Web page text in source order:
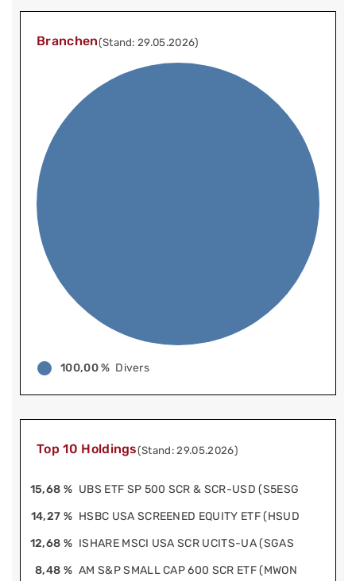
Branchen(Stand: 29.05.2026)
100,00 % Divers
Top 10 Holdings(Stand: 29.05.2026)
15,68 % UBS ETF SP 500 SCR & SCR-USD (S5ESG
14,27 % HSBC USA SCREENED EQUITY ETF (HSUD
12,68 % ISHARE MSCI USA SCR UCITS-UA (SGAS
8,48 % AM S&P SMALL CAP 600 SCR ETF (MWON